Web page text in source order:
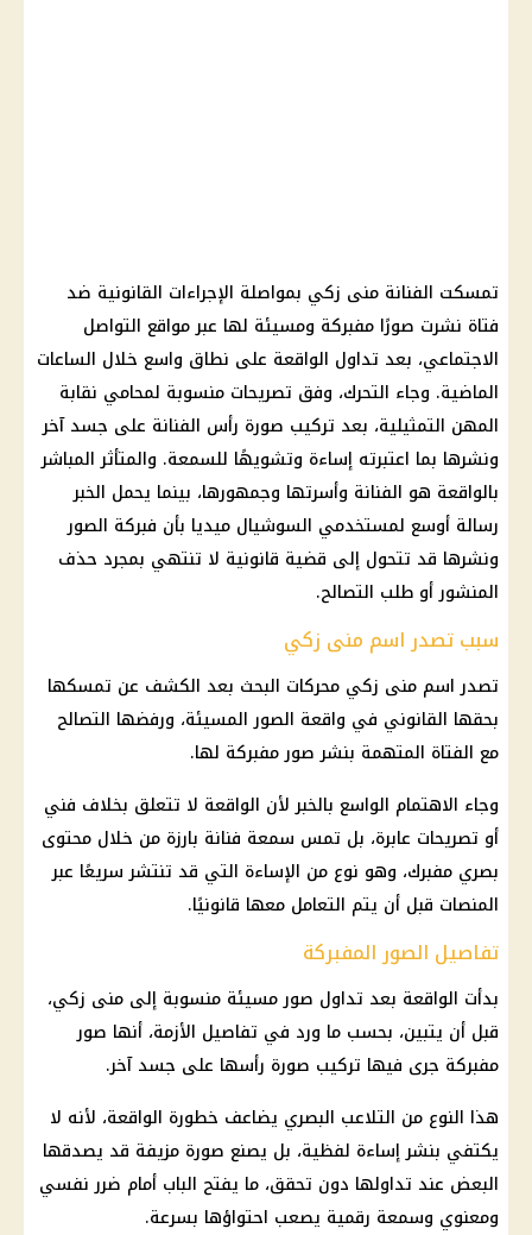
تمسكت الفنانة منى زكي بمواصلة الإجراءات القانونية ضد
فتاة نشرت صورًا مفبركة ومسيئة لها عبر مواقع التواصل
الاجتماعي، بعد تداول الواقعة على نطاق واسع خلال الساعات
الماضية. وجاء التحرك، وفق تصريحات منسوبة لمحامي نقابة
المهن التمثيلية، بعد تركيب صورة رأس الفنانة على جسد آخر
ونشرها بما اعتبرته إساءة وتشويهًا للسمعة. والمتأثر المباشر
بالواقعة هو الفنانة وأسرتها وجمهورها، بينما يحمل الخبر
رسالة أوسع لمستخدمي السوشيال ميديا بأن فبركة الصور
ونشرها قد تتحول إلى قضية قانونية لا تنتهي بمجرد حذف
المنشور أو طلب التصالح.
سبب تصدر اسم منى زكي
تصدر اسم منى زكي محركات البحث بعد الكشف عن تمسكها
بحقها القانوني في واقعة الصور المسيئة، ورفضها التصالح
مع الفتاة المتهمة بنشر صور مفبركة لها.
وجاء الاهتمام الواسع بالخبر لأن الواقعة لا تتعلق بخلاف فني
أو تصريحات عابرة، بل تمس سمعة فنانة بارزة من خلال محتوى
بصري مفبرك، وهو نوع من الإساءة التي قد تنتشر سريعًا عبر
المنصات قبل أن يتم التعامل معها قانونيًا.
تفاصيل الصور المفبركة
بدأت الواقعة بعد تداول صور مسيئة منسوبة إلى منى زكي،
قبل أن يتبين، بحسب ما ورد في تفاصيل الأزمة، أنها صور
مفبركة جرى فيها تركيب صورة رأسها على جسد آخر.
هذا النوع من التلاعب البصري يضاعف خطورة الواقعة، لأنه لا
يكتفي بنشر إساءة لفظية، بل يصنع صورة مزيفة قد يصدقها
البعض عند تداولها دون تحقق، ما يفتح الباب أمام ضرر نفسي
ومعنوي وسمعة رقمية يصعب احتواؤها بسرعة.